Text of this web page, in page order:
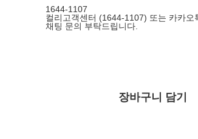
1644-1107
컬리고객센터 (1644-1107) 또는 카카오
채팅 문의 부탁드립니다.
장바구니 담기